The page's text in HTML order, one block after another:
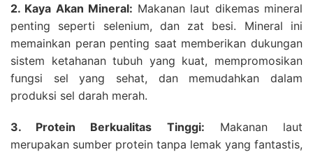
2. Kaya Akan Mineral: Makanan laut dikemas mineral
penting seperti selenium, dan zat besi. Mineral ini
memainkan peran penting saat memberikan dukungan
sistem ketahanan tubuh yang kuat, mempromosikan
fungsi sel yang sehat, dan memudahkan dalam
produksi sel darah merah.
3. Protein Berkualitas Tinggi: Makanan laut
merupakan sumber protein tanpa lemak yang fantastis,